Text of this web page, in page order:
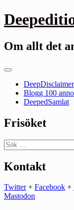
Gå
till
Om allt det
Primär
DeepDisclaimer
Blogg 100
DeepedSamlat
Frisöket
Sök
efter:
Kontakt
Twitter+ Facebook +
Mastodon